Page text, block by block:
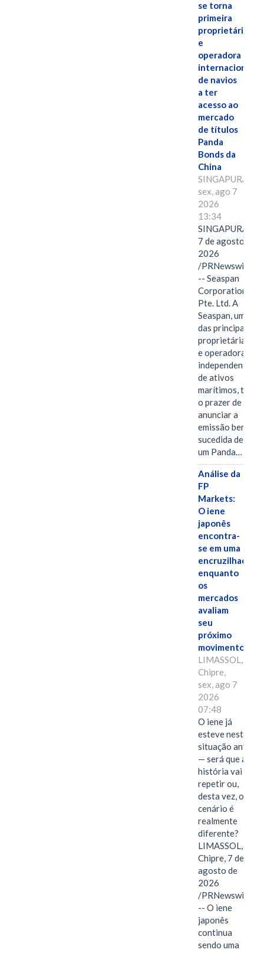
se torna
primeira
proprietária
e
operadora
internacional
de navios
a ter
acesso ao
mercado
de títulos
Panda
Bonds da
China
SINGAPURA,
sex, ago 7
2026
13:34
SINGAPURA,
7 de agosto de
2026
/PRNewswire/
-- Seaspan
Corporation
Pte. Ltd. A
Seaspan, uma
das principais
proprietárias
e operadoras
independentes
de ativos
marítimos, tem
o prazer de
anunciar a
emissão bem-
sucedida de
um Panda…
Análise da
FP
Markets:
O iene
japonês
encontra-
se em uma
encruzilhada
enquanto
os
mercados
avaliam
seu
próximo
movimento.
LIMASSOL,
Chipre,
sex, ago 7
2026
07:48
O iene já
esteve nesta
situação antes
— será que a
história vai se
repetir ou,
desta vez, o
cenário é
realmente
diferente?
LIMASSOL,
Chipre, 7 de
agosto de
2026
/PRNewswire/
-- O iene
japonês
continua
sendo uma